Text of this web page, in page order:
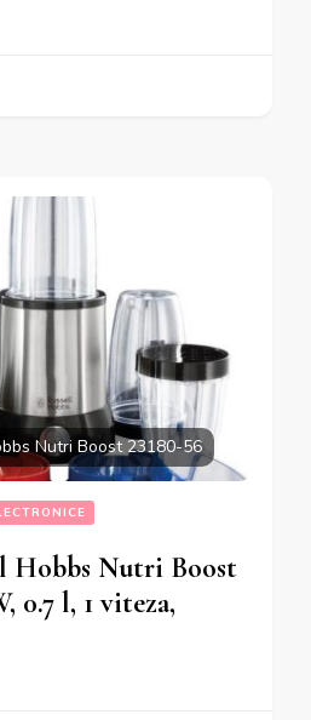
Nutri Boost 23180-56
Hobbs Nutri Boost
0.7 l, 1 viteza,